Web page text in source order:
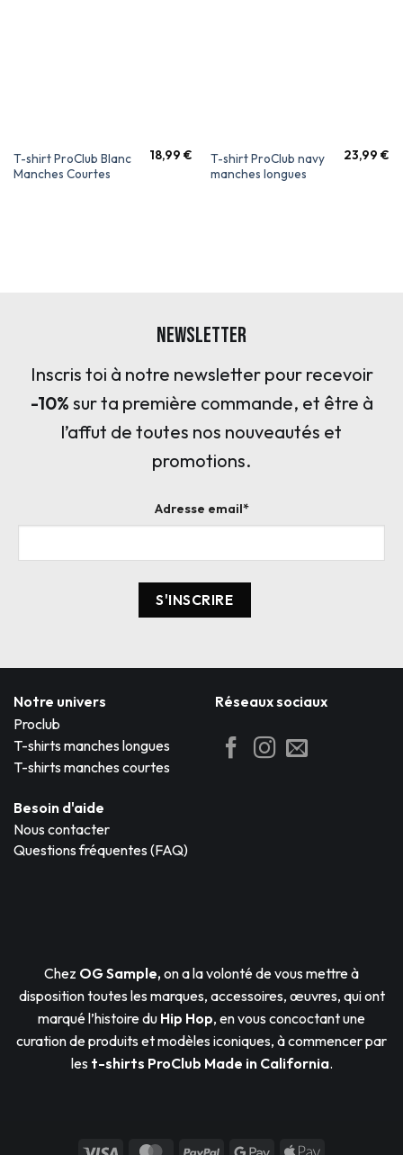
T-shirt ProClub Blanc
Manches Courtes
18,99€
T-shirt ProClub navy
manches longues
23,99€
Newsletter
Inscris toi à notre newsletter pour recevoir
-10% sur ta première commande, et être à
l’affut de toutes nos nouveautés et
promotions.
Adresse email*
Notre univers
Proclub
T-shirts manches longues
T-shirts manches courtes
Besoin d'aide
Nous contacter
Questions fréquentes (FAQ)
Réseaux sociaux
Chez OG Sample, on a la volonté de vous mettre à
disposition toutes les marques, accessoires, œuvres, qui ont
marqué l’histoire du Hip Hop, en vous concoctant une
curation de produits et modèles iconiques, à commencer par
les t-shirts ProClub Made in California.
Visa MasterCardPayPal Google Apple